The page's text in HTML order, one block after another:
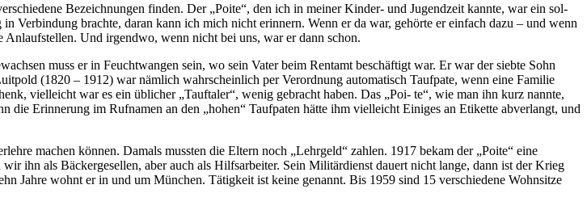
Bezeichnungen finden. Der „Poite“, den ich in meiner Kinder- und Jugendzeit kannte, war ein sol­
Verbindung brachte, daran kann ich mich nicht erinnern. Wenn er da war, gehörte er einfach dazu – und wenn
Und irgendwo, wenn nicht bei uns, war er dann schon.
muss er in Feuchtwangen sein, wo sein Va­ter beim Rentamt beschäftigt war. Er war der siebte Sohn
(1820 – 1912) war nämlich wahrscheinlich per Verordnung automatisch Taufpate, wenn eine Familie
vielleicht war es ein üblicher „Tauftaler“, wenig gebracht haben. Das „Poi- te“, wie man ihn kurz nannte,
Erinnerung im Rufnamen an den „hohen“ Taufpaten hätte ihm vielleicht Einiges an Etiket­te abverlangt, und
machen können. Damals mussten die El­tern noch „Lehrgeld“ zahlen. 1917 bekam der „Poite“ eine
ihn als Bäckergesellen, aber auch als Hilfsarbeiter. Sein Militär­dienst dauert nicht lange, dann ist der Krieg
Jahre wohnt er in und um München. Tätigkeit ist keine genannt. Bis 1959 sind 15 verschiedene Wohnsitze